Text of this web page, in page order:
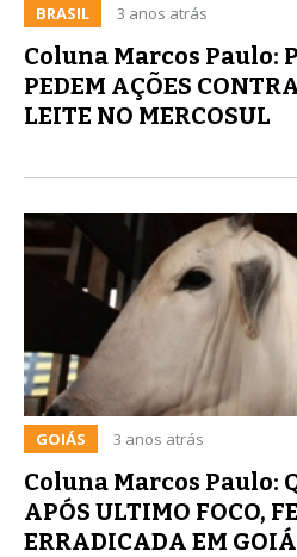
BRASIL 3 anos atrás
Coluna Marcos Paulo:
PEDEM AÇÕES
LEITE NO MERCOSUL
GOIÁS 3 anos atrás
Coluna Marcos Paulo:
APÓS ULTIMO FOCO,
ERRADICADA EM